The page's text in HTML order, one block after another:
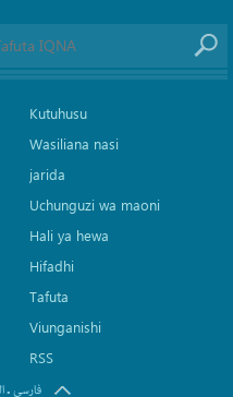
Kutuhusu
Wasiliana nasi
jarida
Uchunguzi wa maoni
Hali ya hewa
Hifadhi
Tafuta
Viunganishi
RSS
.فارسی